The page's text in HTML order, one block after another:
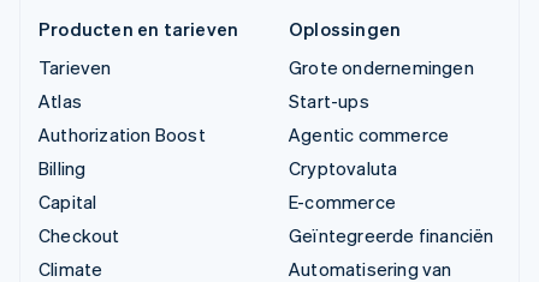
Producten en tarieven
Tarieven
Atlas
Authorization Boost
Billing
Capital
Checkout
Climate
Oplossingen
Grote ondernemingen
Start-ups
Agentic commerce
Cryptovaluta
E-commerce
Geïntegreerde financiën
Automatisering van